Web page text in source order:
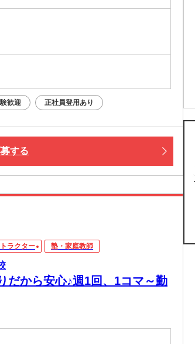
歓迎 正社員登用あり
する
ラクター 塾・家庭教師
だから安心♪週1回、1コマ～勤